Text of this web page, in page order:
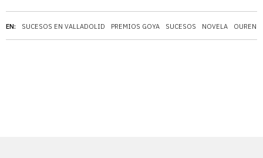
EN: SUCESOS EN VALLADOLID PREMIOS GOYA SUCESOS NOVELA